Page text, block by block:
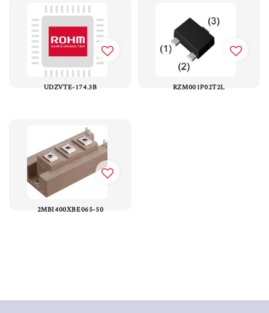
UDZVTE-174.3B RZM001P02T2L
2MBI400XBE065-50